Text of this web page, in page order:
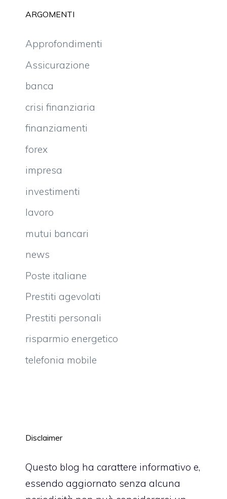
ARGOMENTI
Approfondimenti
Assicurazione
banca
crisi finanziaria
finanziamenti
forex
impresa
investimenti
lavoro
mutui bancari
news
Poste italiane
Prestiti agevolati
Prestiti personali
risparmio energetico
telefonia mobile
Disclaimer
Questo blog ha carattere informativo e,
essendo aggiornato senza alcuna